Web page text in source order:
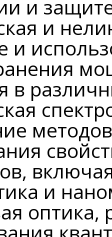
и
и
и
в
и
оптика,